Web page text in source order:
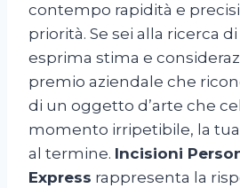
contempo rapidità e
priorità. Se sei alla ricerca
esprima stima e
premio aziendale che
di un oggetto d’arte che
momento irripetibile, la
al termine. Incisioni
Express rappresenta la